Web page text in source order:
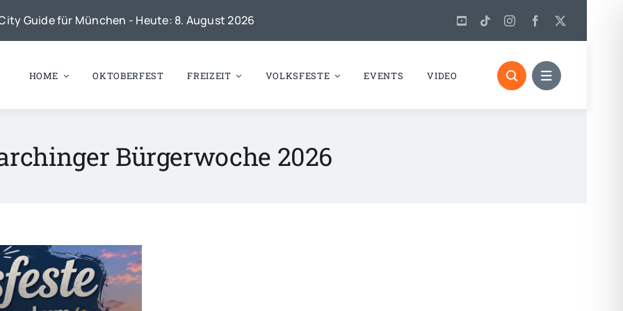
Guide für München - Heute: 8. August 2026
HOME OKTOBERFEST FREIZEIT VOLKSFESTE EVENTS VIDEO
Bürgerwoche 2026